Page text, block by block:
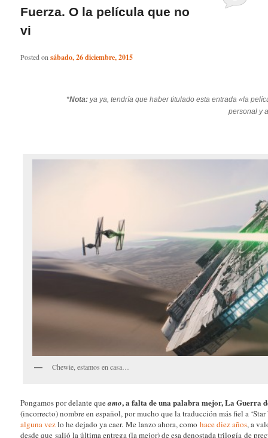
Fuerza. O la película que no
vi
Posted onsábado, 26 diciembre, 2015
*Nota: ya ya, tendría que haber titulado esta entrada «la
personal y
Chewie, estamos en casa…
Pongamos por delante queamo, a falta de una palabra mejor, La Guerra
(incorrecto) nombre en español, por mucho que la traducción más fiel a ‘Star
alguna vezlo he dejado ya caer. Me lanzo ahora, comohace diez años, a
desde que salió la última entrega (la mejor) de esa denostada trilogía de